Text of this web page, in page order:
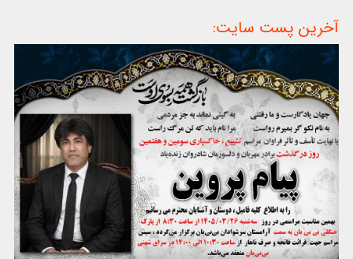
آخرین پست سایت: